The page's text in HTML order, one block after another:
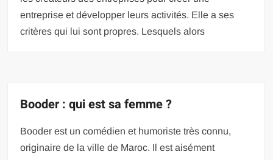
entreprise et développer leurs activités. Elle a ses
critères qui lui sont propres. Lesquels alors
Booder : qui est sa femme ?
Booder est un comédien et humoriste très connu,
originaire de la ville de Maroc. Il est aisément